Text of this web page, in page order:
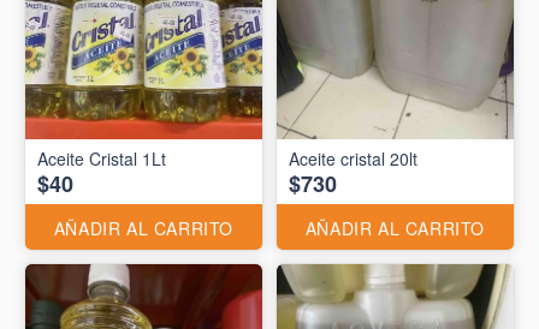
Aceite Cristal 1Lt
$40
AÑADIR AL CARRITO
Aceite cristal 20lt
$730
AÑADIR AL CARRITO